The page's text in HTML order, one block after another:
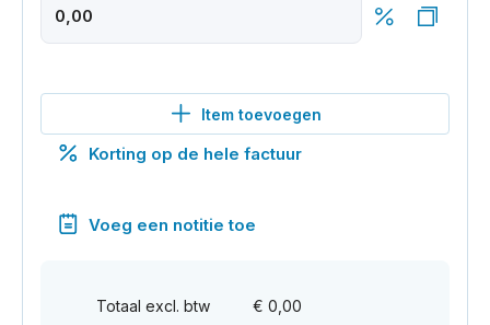
Item toevoegen
Korting op de hele factuur
Voeg een notitie toe
Totaal excl. btw € 0,00